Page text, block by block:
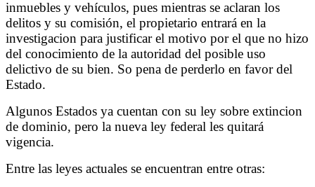
inmuebles y vehículos, pues mientras se aclaran los
delitos y su comisión, el propietario entrará en la
investigacion para justificar el motivo por el que no hizo
del conocimiento de la autoridad del posible uso
delictivo de su bien. So pena de perderlo en favor del
Estado.
Algunos Estados ya cuentan con su ley sobre extincion
de dominio, pero la nueva ley federal les quitará
vigencia.
Entre las leyes actuales se encuentran entre otras: